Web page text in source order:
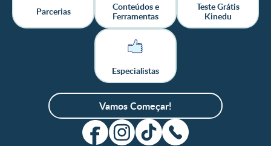
Parcerias
Conteúdos e
Ferramentas
Teste Grátis
Kinedu
Especialistas
Vamos Começar!